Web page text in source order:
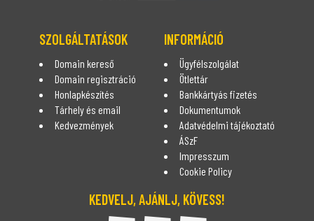
SZOLGÁLTATÁSOK
Domain kereső
Domain regisztráció
Honlapkészítés
Tárhely és email
Kedvezmények
INFORMÁCIÓ
Ügyfélszolgálat
Ötlettár
Bankkártyás fizetés
Dokumentumok
Adatvédelmi tájékoztató
ÁSzF
Impresszum
Cookie Policy
KEDVELJ, AJÁNLJ, KÖVESS!